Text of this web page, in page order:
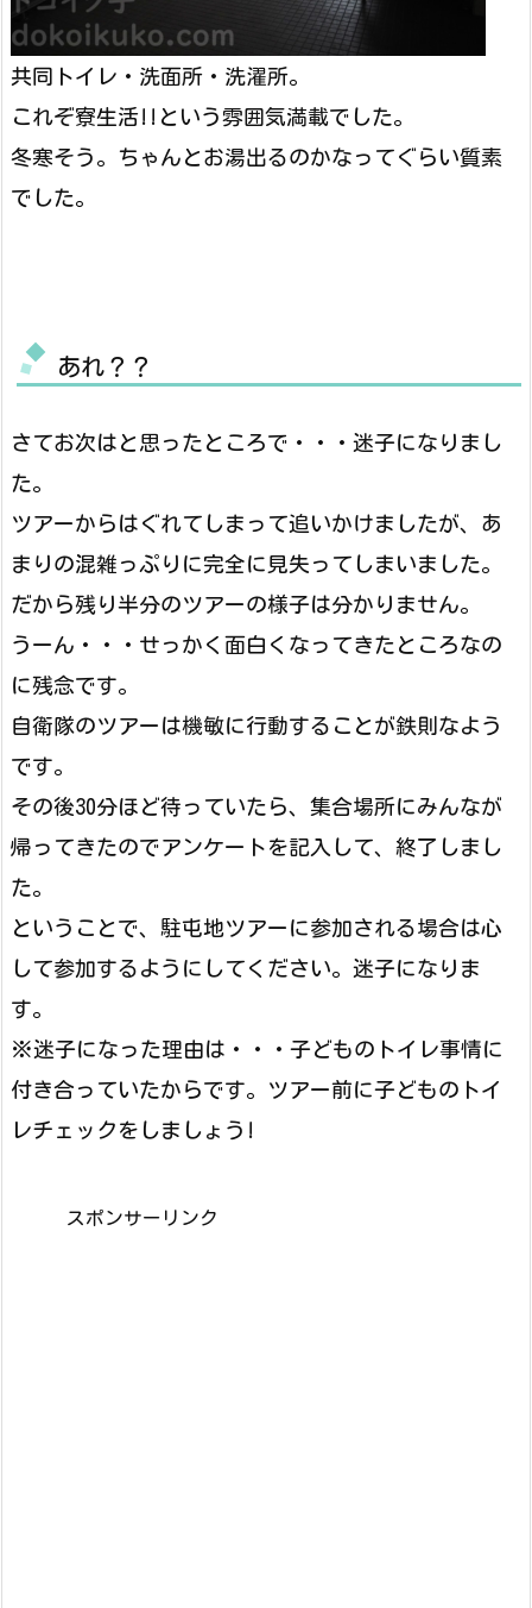
共同トイレ・洗面所・洗濯所。
これぞ寮生活!!という雰囲気満載でした。
冬寒そう。ちゃんとお湯出るのかなってぐらい質素
でした。
あれ？？
さてお次はと思ったところで・・・迷子になりまし
た。
ツアーからはぐれてしまって追いかけましたが、あ
まりの混雑っぷりに完全に見失ってしまいました。
だから残り半分のツアーの様子は分かりません。
うーん・・・せっかく面白くなってきたところなの
に残念です。
自衛隊のツアーは機敏に行動することが鉄則なよう
です。
その後30分ほど待っていたら、集合場所にみんなが
帰ってきたのでアンケートを記入して、終了しまし
た。
ということで、駐屯地ツアーに参加される場合は心
して参加するようにしてください。迷子になりま
す。
※迷子になった理由は・・・子どものトイレ事情に
付き合っていたからです。ツアー前に子どものトイ
レチェックをしましょう!
スポンサーリンク